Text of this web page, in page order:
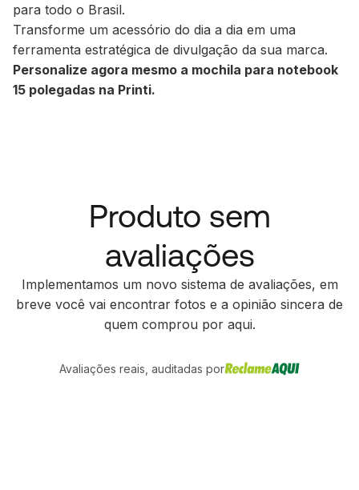
para todo o Brasil.
Transforme um acessório do dia a dia em uma
ferramenta estratégica de divulgação da sua marca.
Personalize agora mesmo a mochila para notebook
15 polegadas na Printi.
Produto sem
avaliações
Implementamos um novo sistema de avaliações, em
breve você vai encontrar fotos e a opinião sincera de
quem comprou por aqui.
Avaliações reais, auditadas por